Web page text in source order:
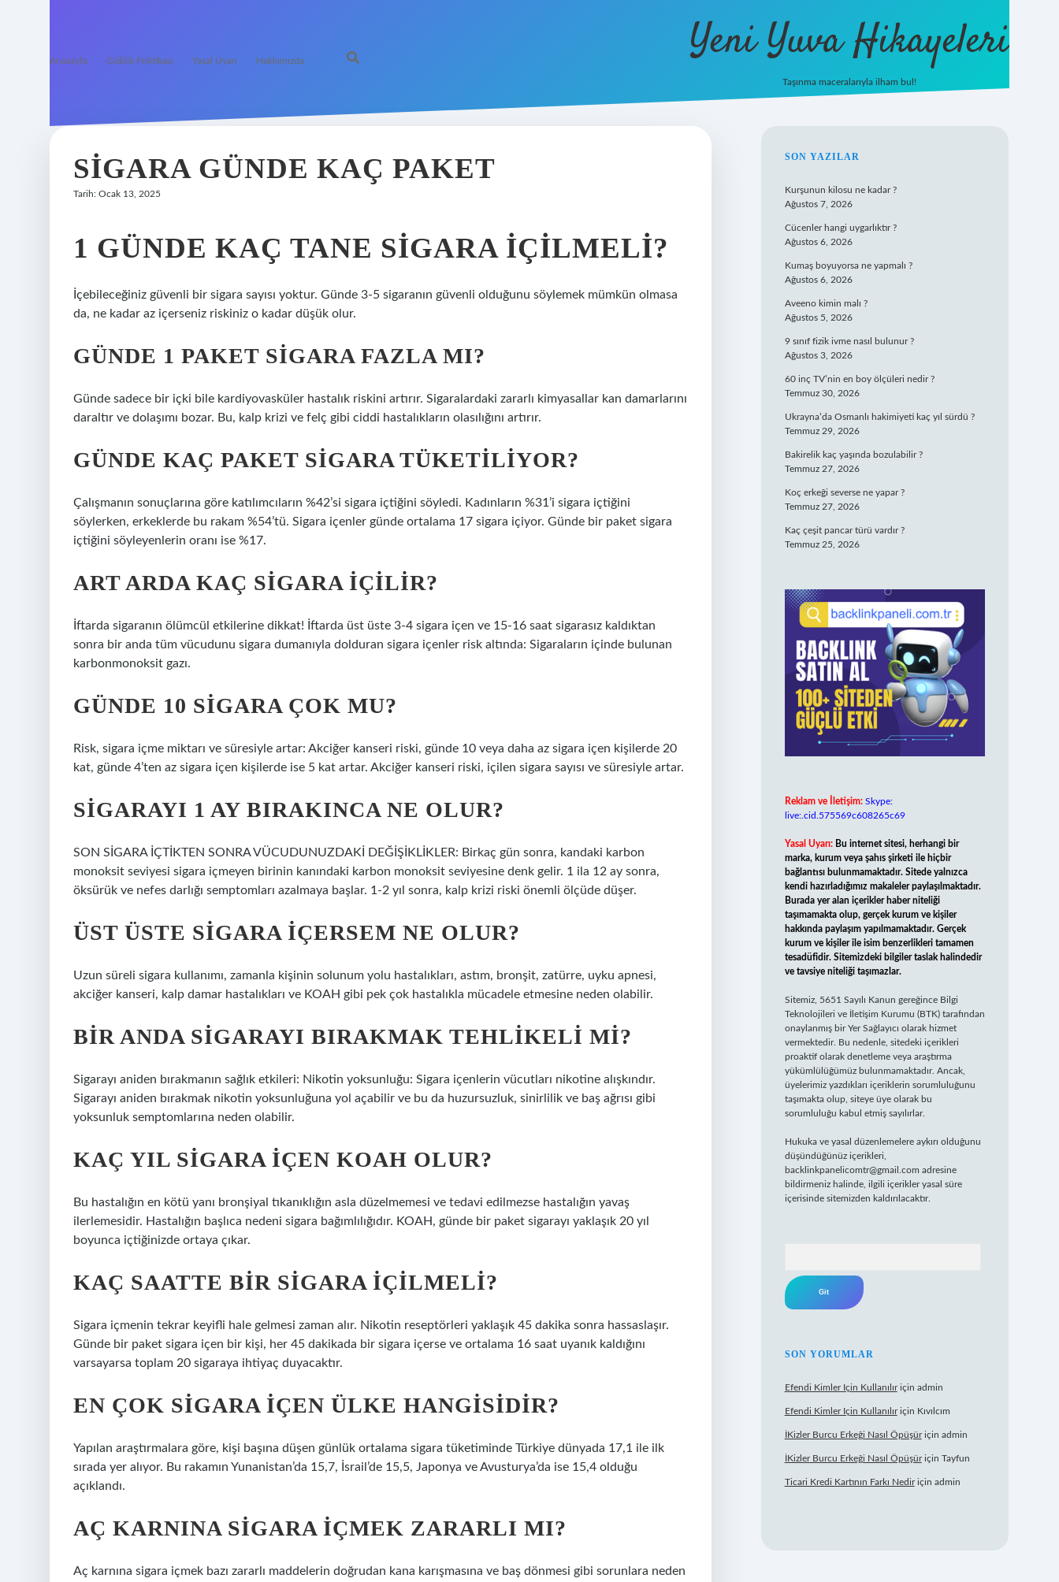
Anasayfa Gizlilik Politikası Yasal Uyarı Hakkımızda Yeni Yuva Hikayeleri
Taşınma maceralarıyla ilham bul!
SIGARA GÜNDE KAÇ PAKET
Tarih: Ocak 13, 2025
1 GÜNDE KAÇ TANE SIGARA IÇILMELI?
İçebileceğiniz güvenli bir sigara sayısı yoktur. Günde 3-5 sigaranın güvenli olduğunu söylemek mümkün olmasa
da, ne kadar az içerseniz riskiniz o kadar düşük olur.
GÜNDE 1 PAKET SIGARA FAZLA MI?
Günde sadece bir içki bile kardiyovasküler hastalık riskini artırır. Sigaralardaki zararlı kimyasallar kan damarlarını
daraltır ve dolaşımı bozar. Bu, kalp krizi ve felç gibi ciddi hastalıkların olasılığını artırır.
GÜNDE KAÇ PAKET SIGARA TÜKETILIYOR?
Çalışmanın sonuçlarına göre katılımcıların %42’si sigara içtiğini söyledi. Kadınların %31’i sigara içtiğini
söylerken, erkeklerde bu rakam %54’tü. Sigara içenler günde ortalama 17 sigara içiyor. Günde bir paket sigara
içtiğini söyleyenlerin oranı ise %17.
ART ARDA KAÇ SIGARA IÇILIR?
İftarda sigaranın ölümcül etkilerine dikkat! İftarda üst üste 3-4 sigara içen ve 15-16 saat sigarasız kaldıktan
sonra bir anda tüm vücudunu sigara dumanıyla dolduran sigara içenler risk altında: Sigaraların içinde bulunan
karbonmonoksit gazı.
GÜNDE 10 SIGARA ÇOK MU?
Risk, sigara içme miktarı ve süresiyle artar: Akciğer kanseri riski, günde 10 veya daha az sigara içen kişilerde 20
kat, günde 4’ten az sigara içen kişilerde ise 5 kat artar. Akciğer kanseri riski, içilen sigara sayısı ve süresiyle artar.
SIGARAYI 1 AY BIRAKINCA NE OLUR?
SON SİGARA İÇTİKTEN SONRA VÜCUDUNUZDAKİ DEĞİŞİKLİKLER: Birkaç gün sonra, kandaki karbon
monoksit seviyesi sigara içmeyen birinin kanındaki karbon monoksit seviyesine denk gelir. 1 ila 12 ay sonra,
öksürük ve nefes darlığı semptomları azalmaya başlar. 1-2 yıl sonra, kalp krizi riski önemli ölçüde düşer.
ÜST ÜSTE SIGARA IÇERSEM NE OLUR?
Uzun süreli sigara kullanımı, zamanla kişinin solunum yolu hastalıkları, astım, bronşit, zatürre, uyku apnesi,
akciğer kanseri, kalp damar hastalıkları ve KOAH gibi pek çok hastalıkla mücadele etmesine neden olabilir.
BIR ANDA SIGARAYI BIRAKMAK TEHLIKELI MI?
Sigarayı aniden bırakmanın sağlık etkileri: Nikotin yoksunluğu: Sigara içenlerin vücutları nikotine alışkındır.
Sigarayı aniden bırakmak nikotin yoksunluğuna yol açabilir ve bu da huzursuzluk, sinirlilik ve baş ağrısı gibi
yoksunluk semptomlarına neden olabilir.
KAÇ YIL SIGARA IÇEN KOAH OLUR?
Bu hastalığın en kötü yanı bronşiyal tıkanıklığın asla düzelmemesi ve tedavi edilmezse hastalığın yavaş
ilerlemesidir. Hastalığın başlıca nedeni sigara bağımlılığıdır. KOAH, günde bir paket sigarayı yaklaşık 20 yıl
boyunca içtiğinizde ortaya çıkar.
KAÇ SAATTE BIR SIGARA IÇILMELI?
Sigara içmenin tekrar keyifli hale gelmesi zaman alır. Nikotin reseptörleri yaklaşık 45 dakika sonra hassaslaşır.
Günde bir paket sigara içen bir kişi, her 45 dakikada bir sigara içerse ve ortalama 16 saat uyanık kaldığını
varsayarsa toplam 20 sigaraya ihtiyaç duyacaktır.
EN ÇOK SIGARA IÇEN ÜLKE HANGISIDIR?
Yapılan araştırmalara göre, kişi başına düşen günlük ortalama sigara tüketiminde Türkiye dünyada 17,1 ile ilk
sırada yer alıyor. Bu rakamın Yunanistan’da 15,7, İsrail’de 15,5, Japonya ve Avusturya’da ise 15,4 olduğu
açıklandı.
AÇ KARNINA SIGARA IÇMEK ZARARLI MI?
Aç karnına sigara içmek bazı zararlı maddelerin doğrudan kana karışmasına ve baş dönmesi gibi sorunlara neden
SIDEBAR
SON YAZILAR
Kurşunun kilosu ne kadar ?
Ağustos 7, 2026
Cücenler hangi uygarlıktır ?
Ağustos 6, 2026
Kumaş boyuyorsa ne yapmalı ?
Ağustos 6, 2026
Aveeno kimin malı ?
Ağustos 5, 2026
9 sınıf fizik ivme nasıl bulunur ?
Ağustos 3, 2026
60 inç TV’nin en boy ölçüleri nedir ?
Temmuz 30, 2026
Ukrayna’da Osmanlı hakimiyeti kaç yıl sürdü ?
Temmuz 29, 2026
Bakirelik kaç yaşında bozulabilir ?
Temmuz 27, 2026
Koç erkeği severse ne yapar ?
Temmuz 27, 2026
Kaç çeşit pancar türü vardır ?
Temmuz 25, 2026
Reklam ve İletişim: Skype:
live:.cid.575569c608265c69
Yasal Uyarı: Bu internet sitesi, herhangi bir
marka, kurum veya şahıs şirketi ile hiçbir
bağlantısı bulunmamaktadır. Sitede yalnızca
kendi hazırladığımız makaleler paylaşılmaktadır.
Burada yer alan içerikler haber niteliği
taşımamakta olup, gerçek kurum ve kişiler
hakkında paylaşım yapılmamaktadır. Gerçek
kurum ve kişiler ile isim benzerlikleri tamamen
tesadüfidir. Sitemizdeki bilgiler taslak halindedir
ve tavsiye niteliği taşımazlar.
Sitemiz, 5651 Sayılı Kanun gereğince Bilgi
Teknolojileri ve İletişim Kurumu (BTK) tarafından
onaylanmış bir Yer Sağlayıcı olarak hizmet
vermektedir. Bu nedenle, sitedeki içerikleri
proaktif olarak denetleme veya araştırma
yükümlülüğümüz bulunmamaktadır. Ancak,
üyelerimiz yazdıkları içeriklerin sorumluluğunu
taşımakta olup, siteye üye olarak bu
sorumluluğu kabul etmiş sayılırlar.
Hukuka ve yasal düzenlemelere aykırı olduğunu
düşündüğünüz içerikleri,
backlinkpanelicomtr@gmail.com adresine
bildirmeniz halinde, ilgili içerikler yasal süre
içerisinde sitemizden kaldırılacaktır.
SON YORUMLAR
Efendi Kimler Için Kullanılıriçin admin
Efendi Kimler Için Kullanılıriçin Kıvılcım
İKizler Burcu Erkeği Nasıl Öpüşüriçin admin
İKizler Burcu Erkeği Nasıl Öpüşüriçin Tayfun
Ticari Kredi Kartının Farkı Nediriçin admin